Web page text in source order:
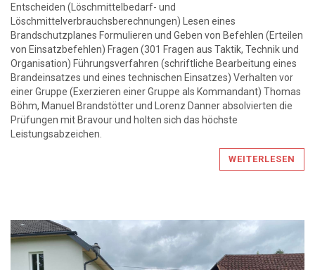
Entscheiden (Löschmittelbedarf- und
Löschmittelverbrauchsberechnungen) Lesen eines
Brandschutzplanes Formulieren und Geben von Befehlen (Erteilen
von Einsatzbefehlen) Fragen (301 Fragen aus Taktik, Technik und
Organisation) Führungsverfahren (schriftliche Bearbeitung eines
Brandeinsatzes und eines technischen Einsatzes) Verhalten vor
einer Gruppe (Exerzieren einer Gruppe als Kommandant) Thomas
Böhm, Manuel Brandstötter und Lorenz Danner absolvierten die
Prüfungen mit Bravour und holten sich das höchste
Leistungsabzeichen.
WEITERLESEN